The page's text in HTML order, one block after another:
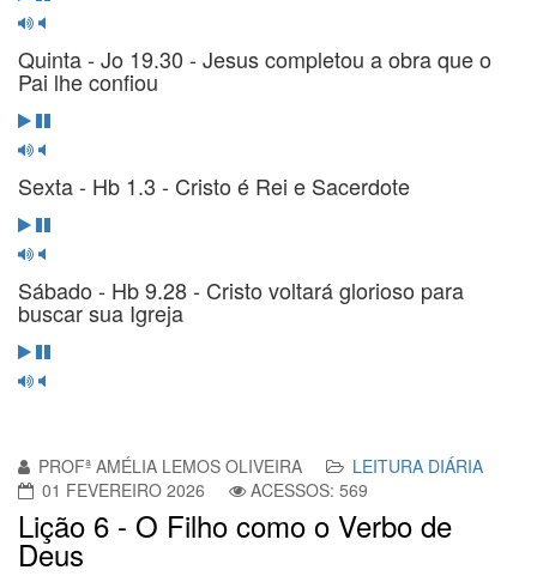
Quinta - Jo 19.30 - Jesus completou a obra que o
Pai lhe confiou
Sexta - Hb 1.3 - Cristo é Rei e Sacerdote
Sábado - Hb 9.28 - Cristo voltará glorioso para
buscar sua Igreja
PROFª AMÉLIA LEMOS OLIVEIRA
LEITURA DIÁRIA
01 FEVEREIRO 2026
ACESSOS: 569
Lição 6 - O Filho como o Verbo de
Deus